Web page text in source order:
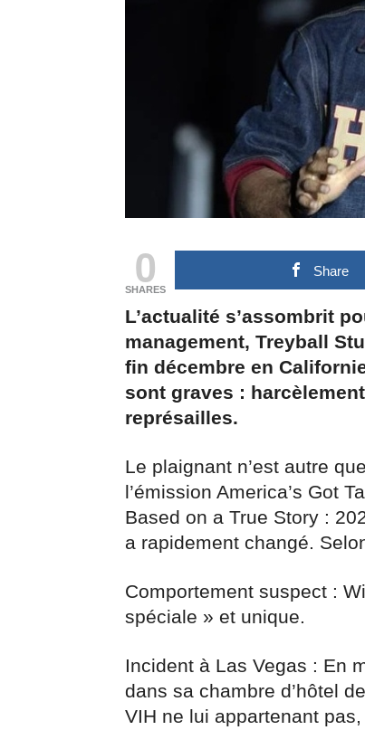
0
SHARES
Share
L’actualité s’assombrit
management, Treyball
fin décembre en
sont graves :
représailles.
Le plaignant n’est autre
l’émission America’s Got
Based on a True Story :
a rapidement changé.
Comportement suspect :
spéciale » et unique.
Incident à Las Vegas : En
dans sa chambre d’hôtel
VIH ne lui appartenant